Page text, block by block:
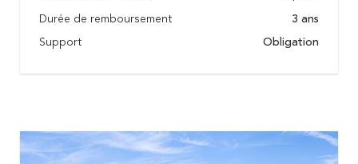
Durée de remboursement 3 ans
Support Obligation